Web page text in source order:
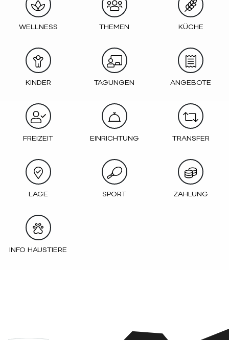
WELLNESS THEMEN KÜCHE
KINDER TAGUNGEN ANGEBOTE
FREIZEIT EINRICHTUNG TRANSFER
LAGE SPORT ZAHLUNG
INFO HAUSTIERE